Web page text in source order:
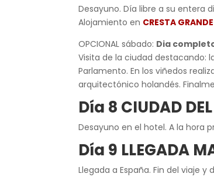
Desayuno. Día libre a su entera
Alojamiento en CRESTA GRANDE
OPCIONAL sábado: Dia
Visita de la ciudad destacando:
Parlamento. En los viñedos
arquitectónico holandés.
Día 8 CIUDAD
Desayuno en el hotel. A la hora
Día 9 LLEGADA
Llegada a España. Fin del viaje y